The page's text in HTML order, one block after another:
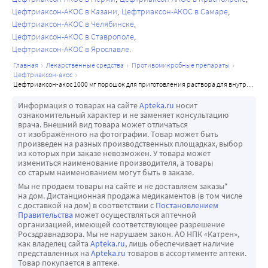
рекомендуется консервативное нехирургическое
лечение, а решение об отмене препарата оставляется на
усмотрение лечащего врача и должно основываться на
индивидуальной оценке пользы и риска.
Несмотря на наличие данных об образовании
внутрисосудистых преципитатов только у
кальцийсодержащих инфузионных растворов или любых
других кальцийсодержащих препаратов, препарат
Цефтриаксон-АКОС не следует смешивать или назначать
детям и взрослым пациентам одновременно с
кальцийсодержащими инфузионными растворами, даже
используя различные венозные доступы (см. разделы
«Противопоказания», «Взаимодействие с другими
лекарственными средствами», подраздел
«Пострегистрационное наблюдение»).
Панкреатит
У пациентов, получавших препарат Цефтриаксон-АКОС,
Общие расстройства и нарушения в месте введения:
флебит после внутривенного введения. Его можно
избежать, вводя препарат медленно в течение 5 минут,
предпочтительно в крупную вену.
Внутримышечная инъекция без применения лидокаина
болезненна.
При лечении препаратом Цефтриаксон-АКОС у
пациентов могут отмечаться ложноположительные
результаты пробы Кумбса. Как и другие антибиотики,
препарат Цефтриаксон-АКОС может давать
ложноположительный результат пробы на
галактоземию. Ложноположительные результаты могут
быть получены и при определении глюкозы в моче
неферментными методами, поэтому в ходе терапии
препаратом Цефтриаксон-АКОС глюкозурию при
необходимости нужно определять только ферментным
методом.
Новорожденные, грудные дети и дети младше 12 лет
У новорожденных детей период полувыведения
цефтриаксона увеличен по сравнению с другими
возрастными группами. В первые 14 дней жизни
концентрация свободного цефтриаксона в плазме крови
может быть дополнительно повышена благодаря низкой
препарата с белками плазмы крови. У пациентов
детского возраста период полувыведения меньше, чем у
новорожденных и взрослых.
Значения плазменного клиренса и объема
распределения общего цефтриаксона выше у
новорожденных, грудных детей и детей младше 12 лет
по сравнению с таковым у взрослых.
Нарушение функции почек или печени
У пациентов с нарушением функции почек или печени
фармакокинетика цефтриаксона изменяется
незначительно, отмечается лишь небольшое увеличение
периода полувыведения (менее чем в 2 раза) даже у
Цефтриаксон-АКОС в Казани Цефтриаксон-АКОС в Самаре
Цефтриаксон-АКОС в Челябинске
Цефтриаксон-АКОС в Ставрополе
Цефтриаксон-АКОС в Ярославле
главная лекарственные средства
противомикробные препараты
цефтриаксон-акос
цефтриаксон-акос 1000 мг порошок для приготовления раствора для внутривенного и внутримышечного введения флакон 1 шт.
Информация о товарах на сайтеApteka.ru носит
ознакомительный характер и не заменяет консультацию
врача. Внешний вид товара может отличаться
от изображённого на фотографии. Товар может быть
произведен на разных производственных площадках, выбор
из которых при заказе невозможен. У товара может
измениться наименование производителя, а товары
со старым наименованием могут быть в заказе.
Мы не продаем товары на сайте и не доставляем заказы*
на дом. Дистанционная продажа медикаментов (в том числе
с доставкой на дом) в соответствии с Постановлением
Правительства может осуществляться аптечной
организацией, имеющей соответствующее разрешение
Росздравнадзора. Мы не нарушаем закон. АО НПК «Катрен»,
как владелец сайта Apteka.ru, лишь обеспечивает наличие
представленных на Apteka.ru товаров в ассортименте аптеки.
Товар покупается в аптеке.